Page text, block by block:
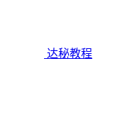
达秘教程